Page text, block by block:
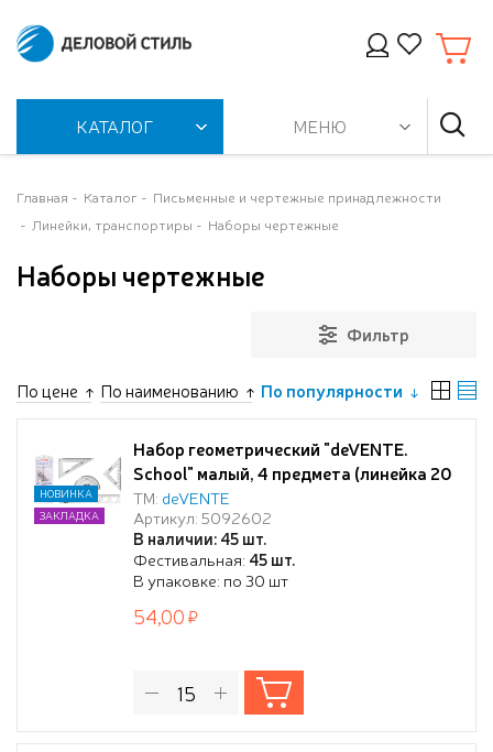
КАТАЛОГ МЕНЮ
Главная Каталог
Письменные и чертежные принадлежности
Линейки, транспортиры
Наборы чертежные
Наборы чертежные
Фильтр
По цене По наименованию По популярности
Набор геометрический "deVENTE.
School" малый, 4 предмета (линейка 20
см с волнистым краем и трафаретами
окружностей, 2 угольника,
транспортир 180°), прозрачный, в
пластиковой упаковке
ТМ: deVENTE
Артикул: 5092602
В наличии: 45 шт.
Фестивальная: 45 шт.
В упаковке: по 30 шт
НОВИНКА
ЗАКЛАДКА
54,00